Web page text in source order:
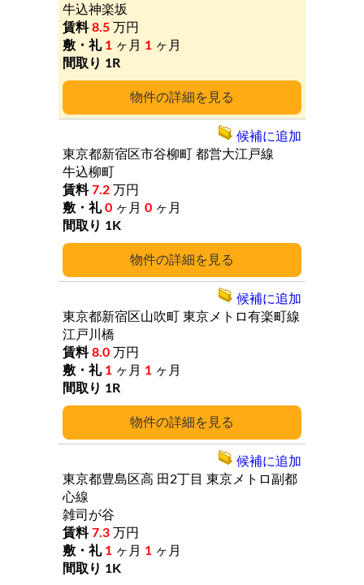
詳細
牛込神楽坂
8.5 万円
1 ヶ月 1 ヶ月
1R
詳細
東京都新宿区市谷柳町 都営大江戸線
牛込柳町
7.2 万円
0 ヶ月 0 ヶ月
1K
候補に追加
詳細
東京都新宿区山吹町 東京メトロ有楽町線
江戸川橋
8.0 万円
1 ヶ月 1 ヶ月
1R
候補に追加
東京都豊島区高 田2丁目 東京メトロ副都
心線
雑司が谷
7.3 万円
1 ヶ月 1 ヶ月
1K
候補に追加